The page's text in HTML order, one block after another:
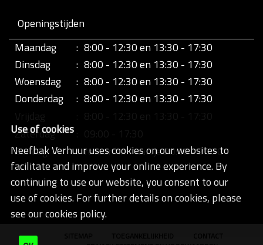
Openingstijden
Maandag
: 8:00 - 12:30 en 13:30 - 17:30
Dinsdag
: 8:00 - 12:30 en 13:30 - 17:30
Woensdag
: 8:00 - 12:30 en 13:30 - 17:30
Donderdag
: 8:00 - 12:30 en 13:30 - 17:30
Zaterdag
Zondag
: retour half uurtje 20:00 - 20:30
Use of cookies
Neefbak Verhuur uses cookies on our websites to
facilitate and improve your online experience. By
continuing to use our website, you consent to our
use of cookies. For further details on cookies, please
see our cookies policy.